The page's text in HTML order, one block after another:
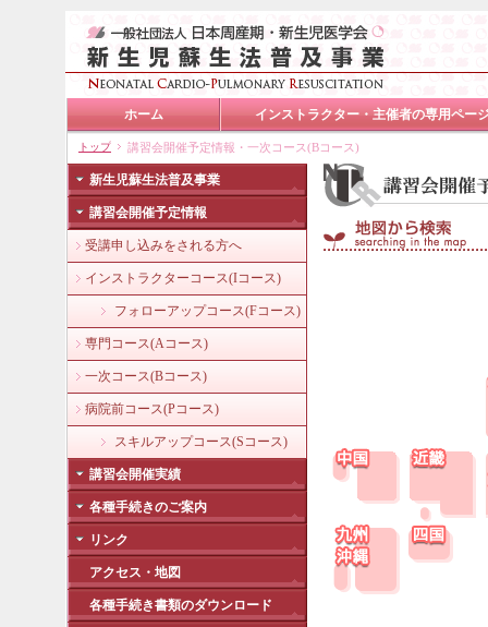
ホーム インストラクター・主催者の専用ペー
トップ 講習会開催予定情報・一次コース(Bコース)
新生児蘇生法普及事業
講習会開催予定情報
受講申し込みをされる方へ
インストラクターコース(Iコース)
フォローアップコース(Fコース)
専門コース(Aコース)
一次コース(Bコース)
病院前コース(Pコース)
スキルアップコース(Sコース)
講習会開催実績
各種手続きのご案内
リンク
アクセス・地図
各種手続き書類のダウンロード